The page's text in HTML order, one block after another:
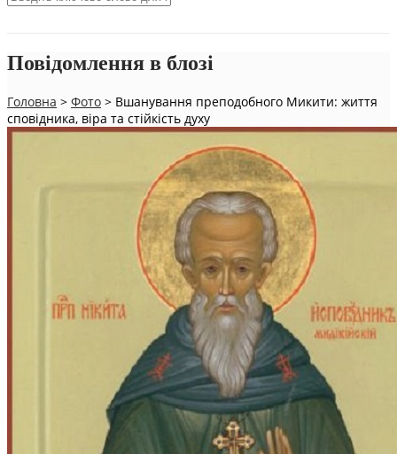
Повідомлення в блозі
Головна > Фото > Вшанування преподобного Микити: життя
сповідника, віра та стійкість духу